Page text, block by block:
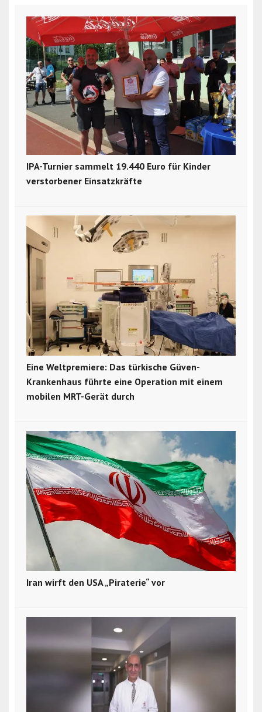
IPA-Turnier sammelt 19.440 Euro für Kinder
verstorbener Einsatzkräfte
Eine Weltpremiere: Das türkische Güven-
Krankenhaus führte eine Operation mit einem
mobilen MRT-Gerät durch
Iran wirft den USA „Piraterie“ vor